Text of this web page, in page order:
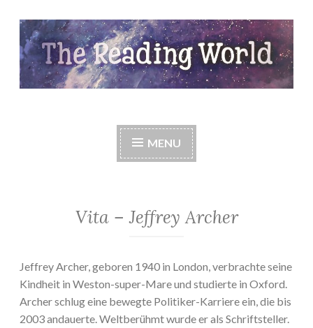
Skip
to
content
The Reading World
MENU
Vita – Jeffrey Archer
Jeffrey Archer, geboren 1940 in London, verbrachte seine
Kindheit in Weston-super-Mare und studierte in Oxford.
Archer schlug eine bewegte Politiker-Karriere ein, die bis
2003 andauerte. Weltberühmt wurde er als Schriftsteller.